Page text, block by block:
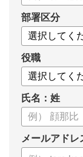
・1on1とは何か？
・1on1の基本的
・ 1on1 の基本ア
についてまとめ
部署区分
役職
氏名：姓
メールアドレ